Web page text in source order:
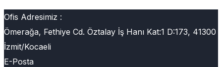
Ofis Adresimiz :
Ömerağa, Fethiye Cd. Öztalay İş Hanı Kat:1 D:173, 41300
İzmit/Kocaeli
E-Posta